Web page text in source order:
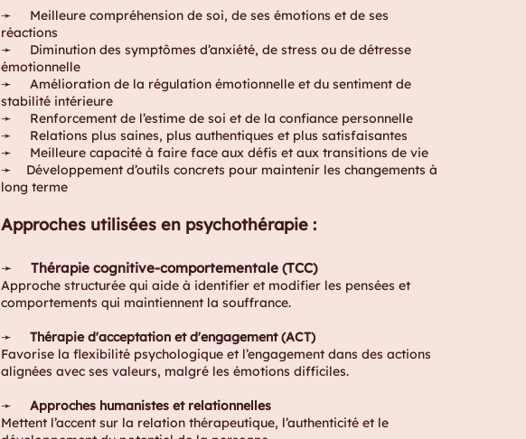
➛ Meilleure compréhension de soi, de ses émotions et de ses
réactions
➛ Diminution des symptômes d’anxiété, de stress ou de détresse
émotionnelle
➛ Amélioration de la régulation émotionnelle et du sentiment de
stabilité intérieure
➛ Renforcement de l’estime de soi et de la confiance personnelle
➛ Relations plus saines, plus authentiques et plus satisfaisantes
➛ Meilleure capacité à faire face aux défis et aux transitions de vie
➛ Développement d’outils concrets pour maintenir les changements à
long terme
Approches utilisées en psychothérapie :
➛ Thérapie cognitive-comportementale (TCC)
Approche structurée qui aide à identifier et modifier les pensées et
comportements qui maintiennent la souffrance.
➛ Thérapie d'acceptation et d'engagement (ACT)
Favorise la flexibilité psychologique et l’engagement dans des actions
alignées avec ses valeurs, malgré les émotions difficiles.
➛
Approches humanistes et relationnelles
Mettent l’accent sur la relation thérapeutique, l’authenticité et le